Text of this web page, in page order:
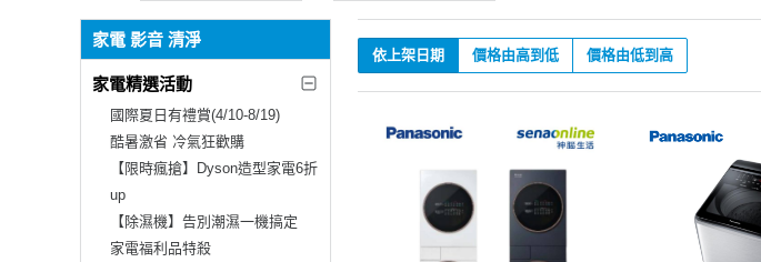
家電 影音 清淨
家電精選活動
國際夏日有禮賞(4/10-8/19)
酷暑激省 冷氣狂歡購
【限時瘋搶】Dyson造型家電6折
up
【除濕機】告別潮濕一機搞定
家電福利品特殺
依上架日期 價格由高到低 價格由低到高